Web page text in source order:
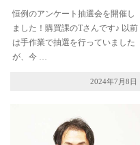
恒例のアンケート抽選会を開催し
ました！購買課のTさんです♪ 以前
は手作業で抽選を行っていました
が、今 …
2024年7月8日